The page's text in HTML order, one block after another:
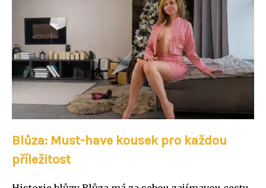
Blůza: Must-have kousek pro každou
příležitost